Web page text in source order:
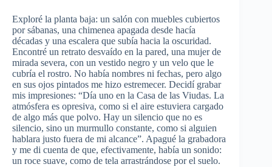
Exploré la planta baja: un salón con muebles cubiertos
por sábanas, una chimenea apagada desde hacía
décadas y una escalera que subía hacia la oscuridad.
Encontré un retrato desvaído en la pared, una mujer de
mirada severa, con un vestido negro y un velo que le
cubría el rostro. No había nombres ni fechas, pero algo
en sus ojos pintados me hizo estremecer. Decidí grabar
mis impresiones: “Día uno en la Casa de las Viudas. La
atmósfera es opresiva, como si el aire estuviera cargado
de algo más que polvo. Hay un silencio que no es
silencio, sino un murmullo constante, como si alguien
hablara justo fuera de mi alcance”. Apagué la grabadora
y me di cuenta de que, efectivamente, había un sonido:
un roce suave, como de tela arrastrándose por el suelo.